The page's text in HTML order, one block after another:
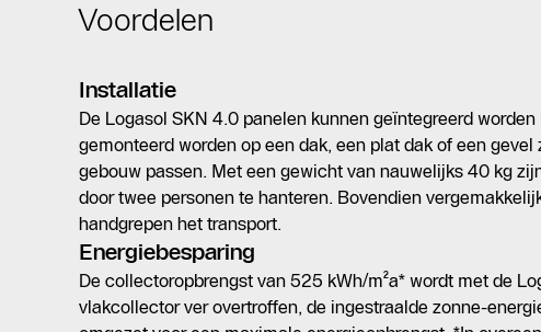
Voordelen
Installatie
De Logasol SKN 4.0 panelen kunnen geïntegreerd
gemonteerd worden op een dak, een plat dak of een
gebouw passen. Met een gewicht van nauwelijks 40 kg
door twee personen te hanteren. Bovendien
handgrepen het transport.
Energiebesparing
De collectoropbrengst van 525 kWh/m²a* wordt met de
vlakcollector ver overtroffen, de ingestraalde zonne-